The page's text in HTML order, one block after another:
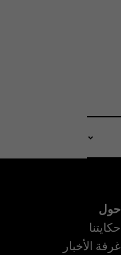
حول
حكايتنا
غرفة الأخبار